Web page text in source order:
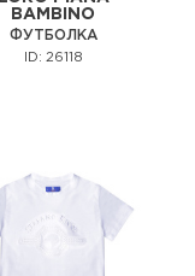
BAMBINO
ФУТБОЛКА
ID: 26118